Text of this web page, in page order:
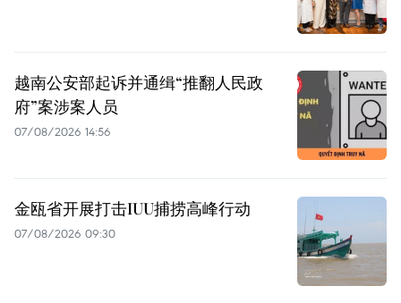
越南公安部起诉并通缉“推翻人民政
府”案涉案人员
07/08/2026 14:56
金瓯省开展打击IUU捕捞高峰行动
07/08/2026 09:30